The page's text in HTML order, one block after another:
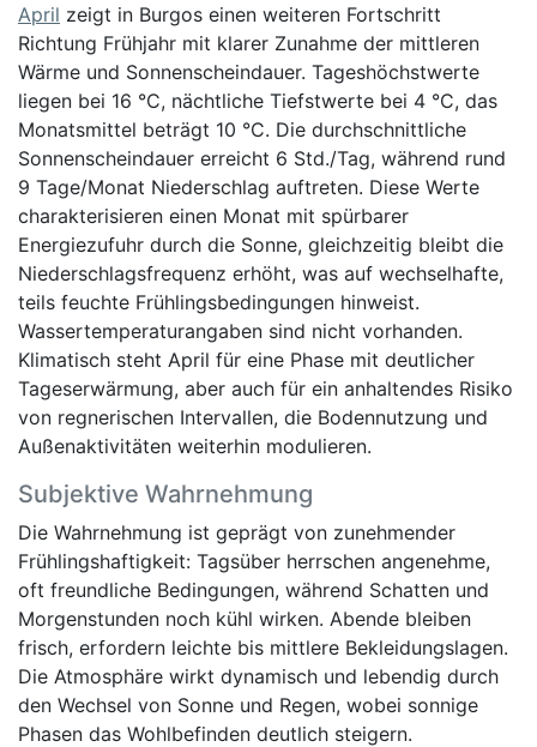
April zeigt in Burgos einen weiteren Fortschritt
Richtung Frühjahr mit klarer Zunahme der mittleren
Wärme und Sonnenscheindauer. Tageshöchstwerte
liegen bei 16 °C, nächtliche Tiefstwerte bei 4 °C, das
Monatsmittel beträgt 10 °C. Die durchschnittliche
Sonnenscheindauer erreicht 6 Std./Tag, während rund
9 Tage/Monat Niederschlag auftreten. Diese Werte
charakterisieren einen Monat mit spürbarer
Energiezufuhr durch die Sonne, gleichzeitig bleibt die
Niederschlagsfrequenz erhöht, was auf wechselhafte,
teils feuchte Frühlingsbedingungen hinweist.
Wassertemperaturangaben sind nicht vorhanden.
Klimatisch steht April für eine Phase mit deutlicher
Tageserwärmung, aber auch für ein anhaltendes Risiko
von regnerischen Intervallen, die Bodennutzung und
Außenaktivitäten weiterhin modulieren.
Subjektive Wahrnehmung
Die Wahrnehmung ist geprägt von zunehmender
Frühlingshaftigkeit: Tagsüber herrschen angenehme,
oft freundliche Bedingungen, während Schatten und
Morgenstunden noch kühl wirken. Abende bleiben
frisch, erfordern leichte bis mittlere Bekleidungslagen.
Die Atmosphäre wirkt dynamisch und lebendig durch
den Wechsel von Sonne und Regen, wobei sonnige
Phasen das Wohlbefinden deutlich steigern.